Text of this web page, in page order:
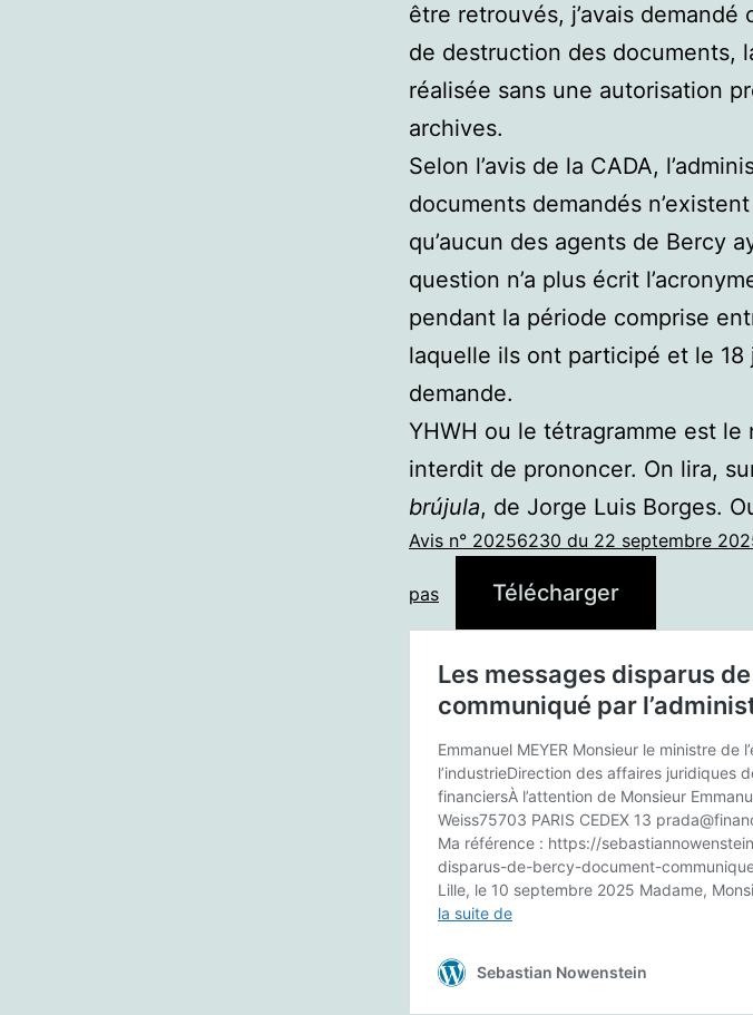
être retrouvés, j’avais demandé
de destruction des documents,
réalisée sans une autorisation
archives.
Selon l’avis de la CADA,
documents demandés
qu’aucun des agents de Bercy
question n’a plus écrit
pendant la période comprise
laquelle ils ont participé et le
demande.
YHWH ou le tétragramme est le
interdit de prononcer. On lira,
brújula, de Jorge Luis Borges.
Avis n° 20256230 du 22 septembre
pas Télécharger